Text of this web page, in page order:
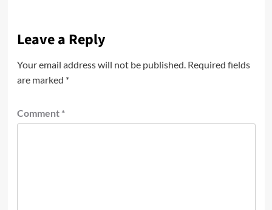
Leave a Reply
Your email address will not be published. Required fields
are marked *
Comment *